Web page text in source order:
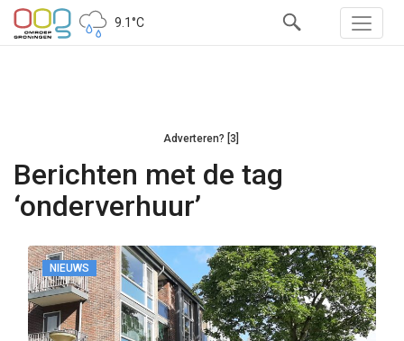
9.1°C
Adverteren? [3]
Berichten met de tag
‘onderverhuur’
NIEUWS